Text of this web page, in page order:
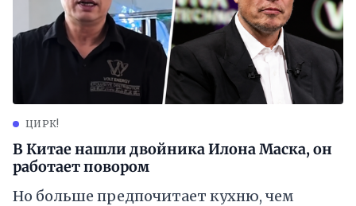
ЦИРК!
В Китае нашли двойника Илона Маска, он
работает повором
Но больше предпочитает кухню, чем